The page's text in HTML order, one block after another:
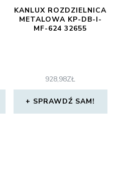
KANLUX ROZDZIELNICA
METALOWA KP-DB-I-
MF-624 32655
928,98ZŁ
SPRAWDŹ SAM!